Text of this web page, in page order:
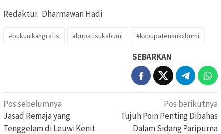
Redaktur: Dharmawan Hadi
#bukunikahgratis #bupatisukabumi #kabupatensukabumi
SEBARKAN
Navigasi
pos
Pos sebelumnya
Jasad Remaja yang
Tenggelam di Leuwi Kenit
Pos berikutnya
Tujuh Poin Penting Dibahas
Dalam Sidang Paripurna